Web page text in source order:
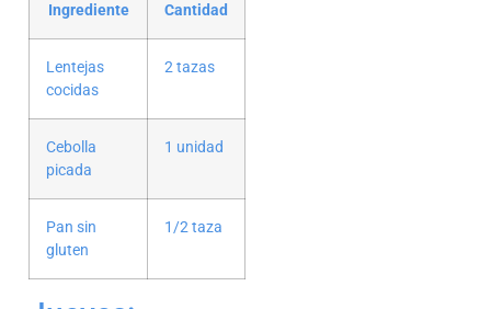
Ingrediente Cantidad
Lentejas
cocidas
2 tazas
Cebolla
picada
1 unidad
Pan sin
gluten
1/2 taza